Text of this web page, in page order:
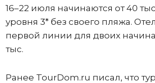
16–22 июля начинаются от 40
уровня 3* без своего пляжа.
первой линии для двоих
тыс.
Ранее TourDom.ru писал, что